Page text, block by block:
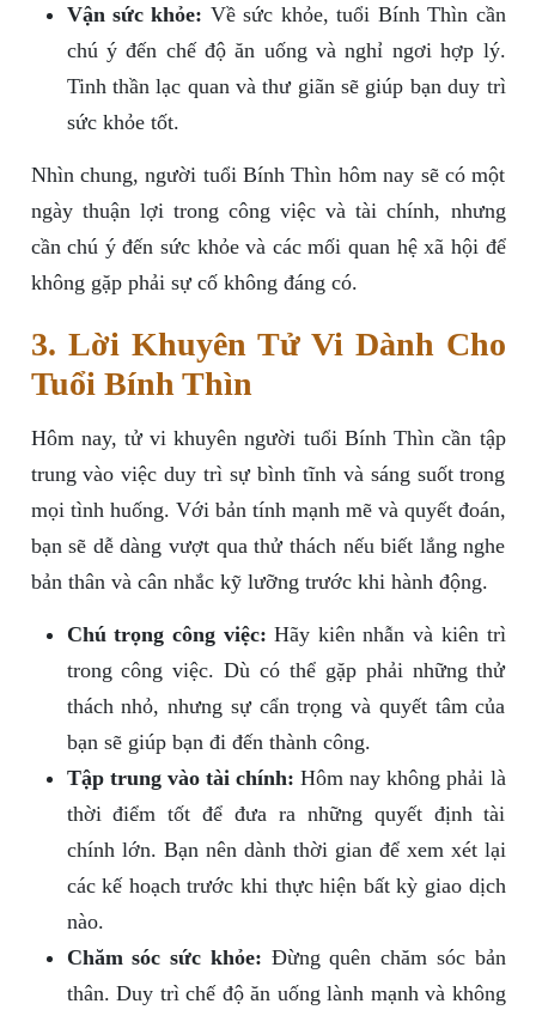
Vận sức khỏe: Về sức khỏe, tuổi Bính Thìn cần
chú ý đến chế độ ăn uống và nghỉ ngơi hợp lý.
Tinh thần lạc quan và thư giãn sẽ giúp bạn duy trì
sức khỏe tốt.
Nhìn chung, người tuổi Bính Thìn hôm nay sẽ có một
ngày thuận lợi trong công việc và tài chính, nhưng
cần chú ý đến sức khỏe và các mối quan hệ xã hội để
không gặp phải sự cố không đáng có.
3. Lời Khuyên Tử Vi Dành Cho
Tuổi Bính Thìn
Hôm nay, tử vi khuyên người tuổi Bính Thìn cần tập
trung vào việc duy trì sự bình tĩnh và sáng suốt trong
mọi tình huống. Với bản tính mạnh mẽ và quyết đoán,
bạn sẽ dễ dàng vượt qua thử thách nếu biết lắng nghe
bản thân và cân nhắc kỹ lưỡng trước khi hành động.
Chú trọng công việc: Hãy kiên nhẫn và kiên trì
trong công việc. Dù có thể gặp phải những thử
thách nhỏ, nhưng sự cẩn trọng và quyết tâm của
bạn sẽ giúp bạn đi đến thành công.
Tập trung vào tài chính: Hôm nay không phải là
thời điểm tốt để đưa ra những quyết định tài
chính lớn. Bạn nên dành thời gian để xem xét lại
các kế hoạch trước khi thực hiện bất kỳ giao dịch
nào.
Chăm sóc sức khỏe: Đừng quên chăm sóc bản
thân. Duy trì chế độ ăn uống lành mạnh và không